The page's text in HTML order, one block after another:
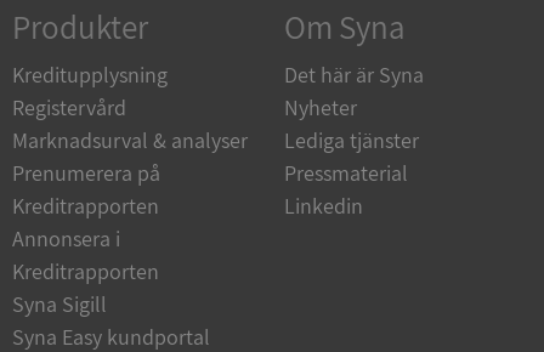
Produkter
Kreditupplysning
Registervård
Marknadsurval & analyser
Prenumerera på
Kreditrapporten
Annonsera i
Kreditrapporten
Syna Sigill
Syna Easy kundportal
Om Syna
Det här är Syna
Nyheter
Lediga tjänster
Pressmaterial
Linkedin
Oklassificerade
Strikt nödvändiga kakor tillåter
kärnwebbplatsfunktioner som användarinloggning
användas ordentligt utan strikt nödvändiga cookies.
Namn
Leverantör
Domän